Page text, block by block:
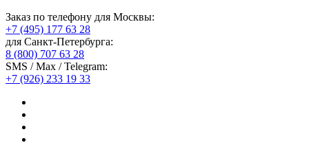
Заказ по телефону для Москвы:
+7 (495) 177 63 28
для Санкт-Петербурга:
8 (800) 707 63 28
SMS / Max / Telegram:
+7 (926) 233 19 33